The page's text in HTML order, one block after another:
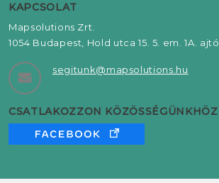
KAPCSOLAT
Mapsolutions Zrt.
1054 Budapest, Hold utca 15. 5. em. 1A. ajtó.
segitunk@mapsolutions.hu
CSATLAKOZZON KÖZÖSSÉGÜNKHÖZ